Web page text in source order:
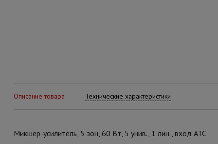
Описание товара Технические характеристики
Микшер-усилитель, 5 зон, 60 Вт, 5 унив., 1 лин., вход АТС